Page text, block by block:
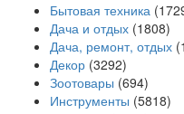
Бытовая техника
Дача и отдых (1808)
Дача, ремонт, отдых
Декор (3292)
Зоотовары (694)
Инструменты (5818)